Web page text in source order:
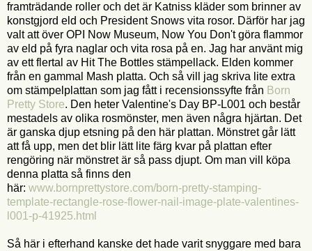
framträdande roller och det är Katniss kläder som brinner av
konstgjord eld och President Snows vita rosor. Därför har jag
valt att över OPI Now Museum, Now You Don't göra flammor
av eld på fyra naglar och vita rosa på en. Jag har använt mig
av ett flertal av Hit The Bottles stämpellack. Elden kommer
från en gammal Mash platta. Och så vill jag skriva lite extra
om stämpelplattan som jag fått i recensionssyfte från Born
Pretty Store. Den heter Valentine's Day BP-L001 och består
mestadels av olika rosmönster, men även några hjärtan. Det
är ganska djup etsning på den här plattan. Mönstret går lätt
att få upp, men det blir lätt lite färg kvar på plattan efter
rengöring när mönstret är så pass djupt. Om man vill köpa
denna platta så finns den
här: www.bornprettystore.com/born-pretty-stamping-
template-rectangle-rose-flower-nail-image-plate-valentines-
l001-p-41925.html
Så här i efterhand kanske det hade varit snyggare med bara